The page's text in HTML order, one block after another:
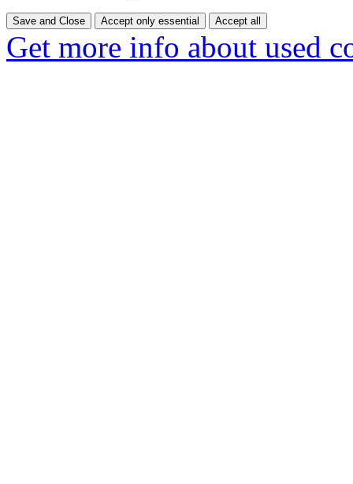
Save and Close Accept only essential Accept all
Get more info about used